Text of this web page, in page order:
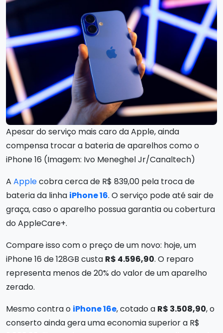
Apesar do serviço mais caro da Apple, ainda
compensa trocar a bateria de aparelhos como o
iPhone 16 (Imagem: Ivo Meneghel Jr/Canaltech)
A Applecobra cerca de R$ 839,00 pela troca de
bateria da linha iPhone 16. O serviço pode até sair de
graça, caso o aparelho possua garantia ou cobertura
do AppleCare+.
Compare isso com o preço de um novo: hoje, um
iPhone 16 de 128GB custa R$ 4.596,90. O reparo
representa menos de 20% do valor de um aparelho
zerado.
Mesmo contra o iPhone 16e, cotado a R$ 3.508,90, o
conserto ainda gera uma economia superior a R$